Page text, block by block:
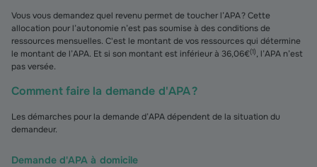
Vous vous demandez quel revenu permet de toucher l’APA ? Cette
allocation pour l’autonomie n’est pas soumise à des conditions de
ressources mensuelles. C'est le montant de vos ressources qui détermine
le montant de l’APA. Et si son montant est inférieur à 36,06€(1), l’APA n’est
pas versée.
Comment faire la demande d'APA ?
Les démarches pour la demande d’APA dépendent de la situation du
demandeur.
Demande d'APA à domicile